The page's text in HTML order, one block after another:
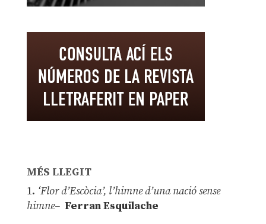
MÉS LLEGIT
1. ‘Flor d’Escòcia’, l’himne d’una nació sense
himne– Ferran Esquilache